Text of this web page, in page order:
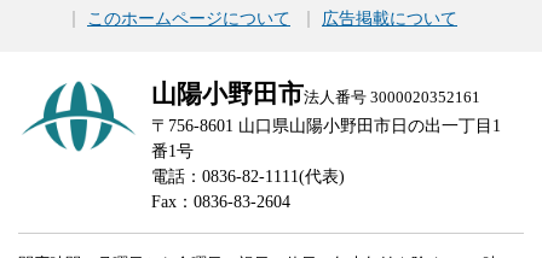
このホームページについて
広告掲載について
山陽小野田市法人番号 3000020352161
〒756-8601 山口県山陽小野田市日の出一丁目1
番1号
電話：0836-82-1111(代表)
Fax：0836-83-2604